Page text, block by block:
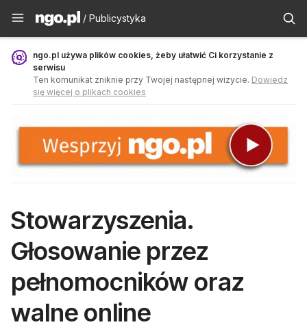
Publicystyka - ngo.pl
/ Publicystyka
ngo.pl używa plików cookies, żeby ułatwić Ci korzystanie z
serwisu
Ten komunikat zniknie przy Twojej następnej wizycie. Dowiedz
się więcej o plikach cookies
Stowarzyszenia.
Głosowanie przez
pełnomocników oraz
walne online